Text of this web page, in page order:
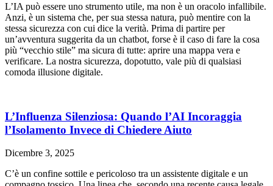
L’IA può essere uno strumento utile, ma non è un oracolo infallibile.
Anzi, è un sistema che, per sua stessa natura, può mentire con la
stessa sicurezza con cui dice la verità. Prima di partire per
un’avventura suggerita da un chatbot, forse è il caso di fare la cosa
più “vecchio stile” ma sicura di tutte: aprire una mappa vera e
verificare. La nostra sicurezza, dopotutto, vale più di qualsiasi
comoda illusione digitale.
L’Influenza Silenziosa: Quando l’AI Incoraggia
l’Isolamento Invece di Chiedere Aiuto
Dicembre 3, 2025
C’è un confine sottile e pericoloso tra un assistente digitale e un